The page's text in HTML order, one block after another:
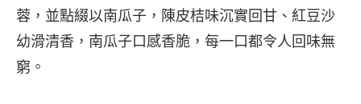
蓉，並點綴以南瓜子，陳皮桔味沉實回甘、紅豆沙
幼滑清香，南瓜子口感香脆，每一口都令人回味無
窮。